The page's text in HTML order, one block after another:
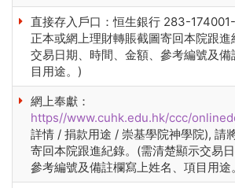
直接存入戶口：恒生銀行 283-
正本或網上理財轉賬截圖寄回本院跟
交易日期、時間、金額、參考編號及
目用途。)
網上奉獻：
https//www.cuhk.edu.hk/ccc/
詳情 / 捐款用途 / 崇基學院神學院), 請
寄回本院跟進紀錄。(需清楚顯示交易日
參考編號及備註欄寫上姓名、項目用途